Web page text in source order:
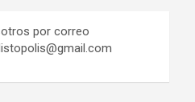
por correo